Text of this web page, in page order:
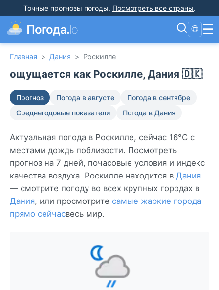
Точные прогнозы погоды. Посмотреть все страны.
Погода.lol 🌐 ☰
Главная > Дания > Роскилле
ощущается как Роскилле, Дания 🇩🇰
Прогноз Погода в августе
Погода в сентябре
Среднегодовые показатели
Погода в Дания
Актуальная погода в Роскилле, сейчас 16°C с
местами дождь поблизости. Посмотреть
прогноз на 7 дней, почасовые условия и индекс
качества воздуха. Роскилле находится в Дания
— смотрите погоду во всех крупных городах в
Дания, или просмотрите самые жаркие города
прямо сейчасвесь мир.